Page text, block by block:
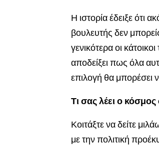
Η ιστορία έδειξε ότι
βουλευτής δεν
γενικότερα οι
αποδείξει πως όλα
επιλογή θα μπορέσει
Τι σας λέει ο
Κοιτάξτε να δείτε
με την πολιτική